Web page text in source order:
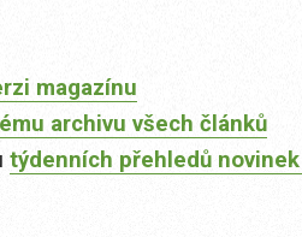
magazínu
archivu všech článků
týdenních přehledů